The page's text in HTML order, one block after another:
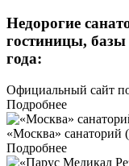
Недорогие
гостиницы,
года:
Официальный сайт
Подробнее
«Москва» санаторий
Подробнее